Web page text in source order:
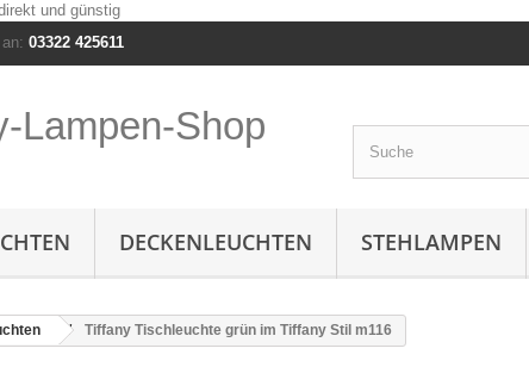
03322 425611
DECKENLEUCHTEN STEHLAMPEN
Tiffany Tischleuchte grün im Tiffany Stil m116